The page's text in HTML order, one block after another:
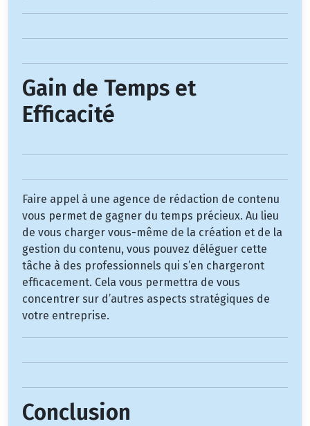
Gain de Temps et
Efficacité
Faire appel à une agence de rédaction de contenu
vous permet de gagner du temps précieux. Au lieu
de vous charger vous-même de la création et de la
gestion du contenu, vous pouvez déléguer cette
tâche à des professionnels qui s’en chargeront
efficacement. Cela vous permettra de vous
concentrer sur d’autres aspects stratégiques de
votre entreprise.
Conclusion